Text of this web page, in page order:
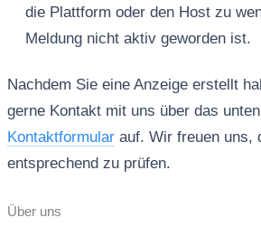
die Plattform oder den Host zu
Meldung nicht aktiv geworden ist.
Nachdem Sie eine Anzeige erstellt
gerne Kontakt mit uns über das
Kontaktformularauf. Wir freuen uns,
entsprechend zu prüfen.
Über uns